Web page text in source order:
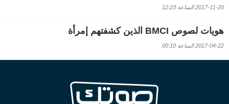
2017-11-20 الساعة 12:23
هويات لصوص BMCI الذين كشفتهم إمرأة
2017-04-22 الساعة 00:10